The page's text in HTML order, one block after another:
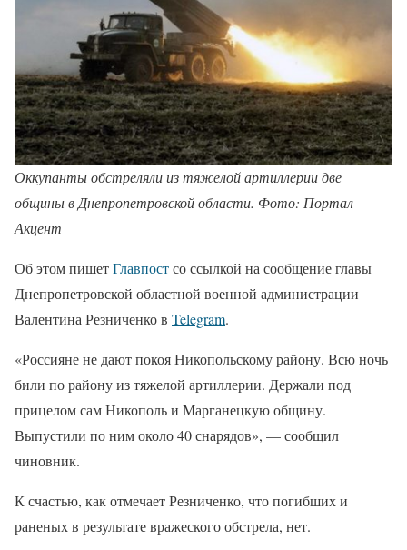
Оккупанты обстреляли из тяжелой артиллерии две
общины в Днепропетровской области. Фото: Портал
Акцент
Об этом пишетГлавпостсо ссылкой на сообщение главы
Днепропетровской областной военной администрации
Валентина Резниченко в Telegram.
«Россияне не дают покоя Никопольскому району. Всю ночь
били по району из тяжелой артиллерии. Держали под
прицелом сам Никополь и Марганецкую общину.
Выпустили по ним около 40 снарядов», — сообщил
чиновник.
К счастью, как отмечает Резниченко, что погибших и
раненых в результате вражеского обстрела, нет.